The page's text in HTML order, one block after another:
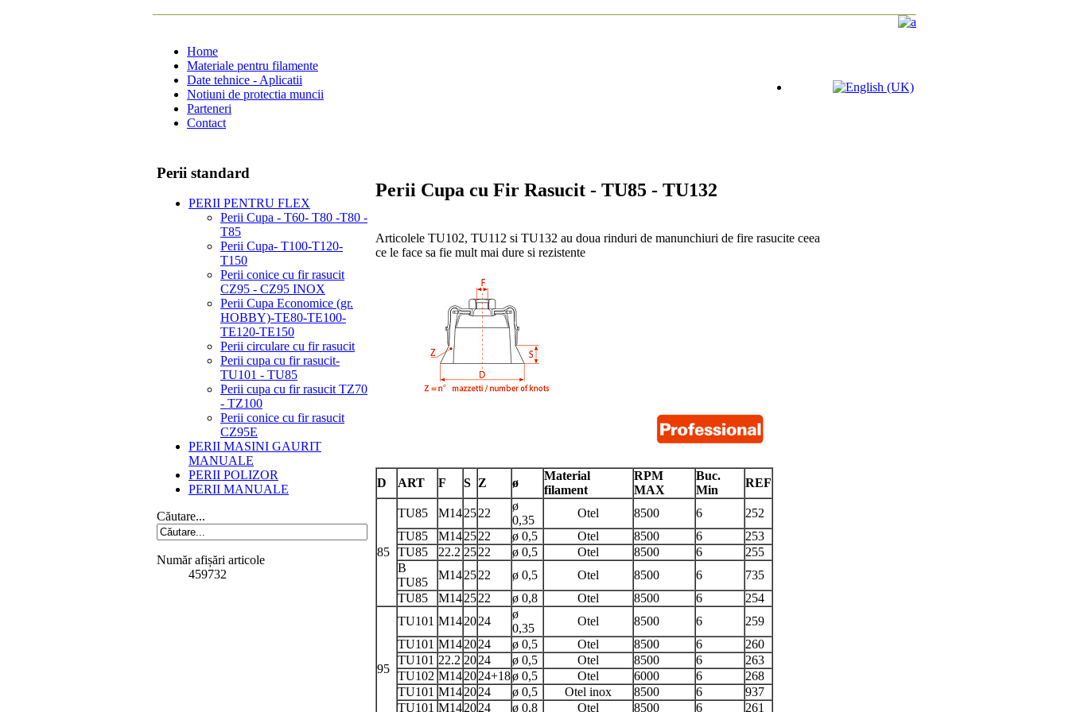
Home
Materiale pentru filamente
Date tehnice - Aplicatii
Notiuni de protectia muncii
Parteneri
Contact
Perii standard
PERII PENTRU FLEX
Perii Cupa - T60- T80 -T80 -
T85
Perii Cupa- T100-T120-
T150
Perii conice cu fir rasucit
CZ95 - CZ95 INOX
Perii Cupa Economice (gr.
HOBBY)-TE80-TE100-
TE120-TE150
Perii circulare cu fir rasucit
Perii cupa cu fir rasucit-
TU101 - TU85
Perii cupa cu fir rasucit TZ70
- TZ100
Perii conice cu fir rasucit
CZ95E
PERII MASINI GAURIT
MANUALE
PERII POLIZOR
PERII MANUALE
Căutare...
Număr afișări articole
459732
Perii Cupa cu Fir Rasucit - TU85 - TU132
Articolele TU102, TU112 si TU132 au doua rinduri de manunchiuri de fire rasucite ceea
ce le face sa fie mult mai dure si rezistente
D ART F S Z ø
Material
filament
RPM
MAX
Buc.
Min
REF
85
TU85 M142522
ø
0,35
Otel 8500 6
252
TU85
M142522 ø 0,5 Otel 8500 6
253
TU85
22.2 2522 ø 0,5 Otel 8500 6
255
B
TU85
M142522 ø 0,5 Otel 8500 6
735
TU85
M142522 ø 0,8 Otel 8500 6 254
95
TU101 M142024
ø
0,35
Otel 8500 6
259
TU101 M142024 ø 0,5 Otel 8500 6
260
TU101 22.2 2024 ø 0,5 Otel 8500 6
263
TU102 M142024+18ø 0,5 Otel 6000 6
268
TU101 M142024 ø 0,5 Otel inox 8500 6
937
TU101 M142024 ø 0,8 Otel 8500 6 261